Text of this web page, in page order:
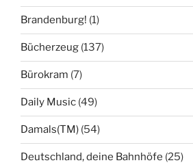
Brandenburg! (1)
Bücherzeug (137)
Bürokram (7)
Daily Music (49)
Damals(TM) (54)
Deutschland, deine Bahnhöfe (25)